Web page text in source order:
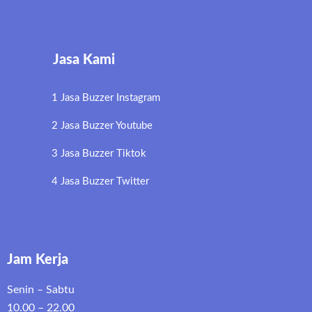
Jasa Kami
1 Jasa Buzzer Instagram
2 Jasa Buzzer Youtube
3 Jasa Buzzer Tiktok
4 Jasa Buzzer Twitter
Jam Kerja
Senin – Sabtu
10.00 – 22.00